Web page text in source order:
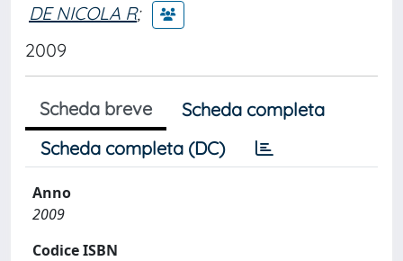
DE NICOLA R;
2009
Scheda breve
Scheda completa
Scheda completa (DC)
Anno
2009
Codice ISBN